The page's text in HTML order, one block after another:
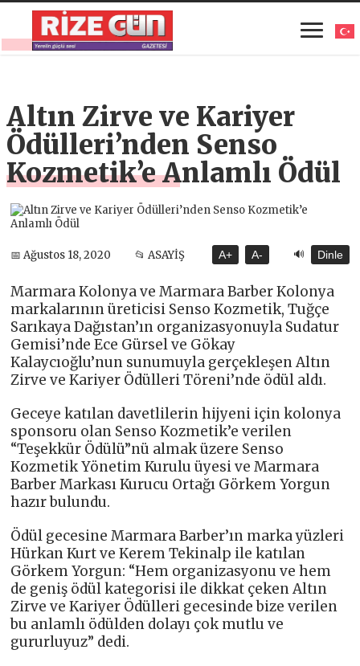
Altın Zirve ve Kariyer
Ödülleri’nden Senso
Kozmetik’e Anlamlı Ödül
📅 Ağustos 18, 2020 📂 ASAYİŞ A+ A- 🔊 Dinle
Marmara Kolonya ve Marmara Barber Kolonya
markalarının üreticisi Senso Kozmetik, Tuğçe
Sarıkaya Dağıstan’ın organizasyonuyla Sudatur
Gemisi’nde Ece Gürsel ve Gökay
Kalaycıoğlu’nun sunumuyla gerçekleşen Altın
Zirve ve Kariyer Ödülleri Töreni’nde ödül aldı.
Geceye katılan davetlilerin hijyeni için kolonya
sponsoru olan Senso Kozmetik’e verilen
“Teşekkür Ödülü”nü almak üzere Senso
Kozmetik Yönetim Kurulu üyesi ve Marmara
Barber Markası Kurucu Ortağı Görkem Yorgun
hazır bulundu.
Ödül gecesine Marmara Barber’ın marka yüzleri
Hürkan Kurt ve Kerem Tekinalp ile katılan
Görkem Yorgun: “Hem organizasyonu ve hem
de geniş ödül kategorisi ile dikkat çeken Altın
Zirve ve Kariyer Ödülleri gecesinde bize verilen
bu anlamlı ödülden dolayı çok mutlu ve
gururluyuz” dedi.